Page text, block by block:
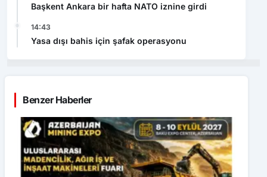
Başkent Ankara bir hafta NATO iznine girdi
14:43
Yasa dışı bahis için şafak operasyonu
Benzer Haberler